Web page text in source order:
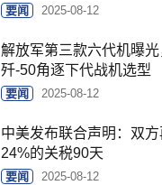
要闻 2025-08-12
解放军第三款六代机曝
歼-50角逐下代战机选型
要闻 2025-08-12
中美发布联合声明：双
24%的关税90天
要闻 2025-08-12